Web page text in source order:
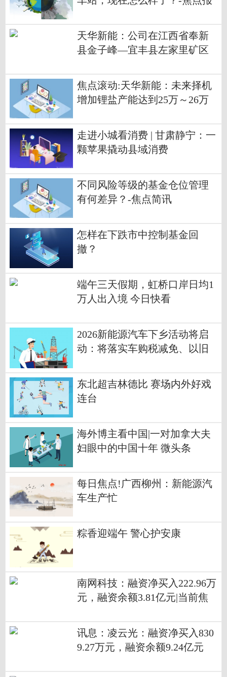
天华新能：公司在江西省奉新
县金子峰—宜丰县左家里矿区
按照最新的法律法规要求办理
今日精选
焦点滚动:天华新能：未来择机
增加锂盐产能达到25万～26万
走进小城看消费 | 甘肃静宁：一
颗苹果撬动县域消费
不同风险等级的基金仓位管理
有何差异？-焦点简讯
怎样在下跌市中控制基金回
撤？
端午三天假期，虹桥口岸日均1
万人出入境 今日快看
2026新能源汽车下乡活动将启
动：将落实车购税减免、以旧
东北超吉林德比 赛场内外好戏
连台
海外博主看中国|一对加拿大夫
妇眼中的中国十年 微头条
每日焦点!广西柳州：新能源汽
车生产忙
粽香迎端午 警心护安康
南网科技：融资净买入222.96万
元，融资余额3.81亿元|当前焦
讯息：凌云光：融资净买入830
9.27万元，融资余额9.24亿元